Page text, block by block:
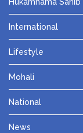
Hukamnama Sahib
International
Lifestyle
Mohali
National
News